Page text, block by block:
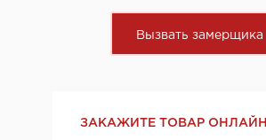
Вызвать замерщика
ЗАКАЖИТЕ ТОВАР ОНЛАЙН